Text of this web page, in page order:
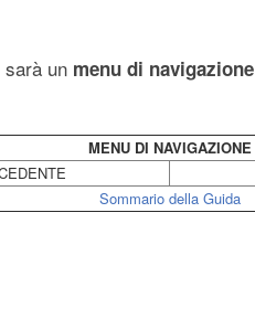
un menu di navigazione
MENU DI NAVIGAZIONE
Sommario della Guida